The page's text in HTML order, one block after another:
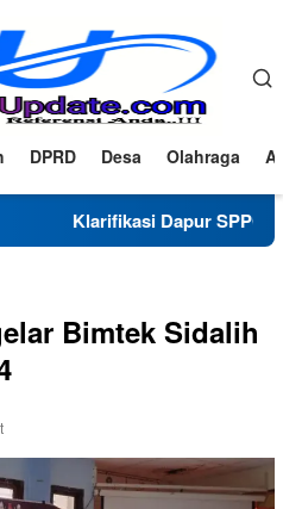
DPRD Desa Olahraga
Dapur SPPG Haza Al-Zein,
Bimtek Sidalih